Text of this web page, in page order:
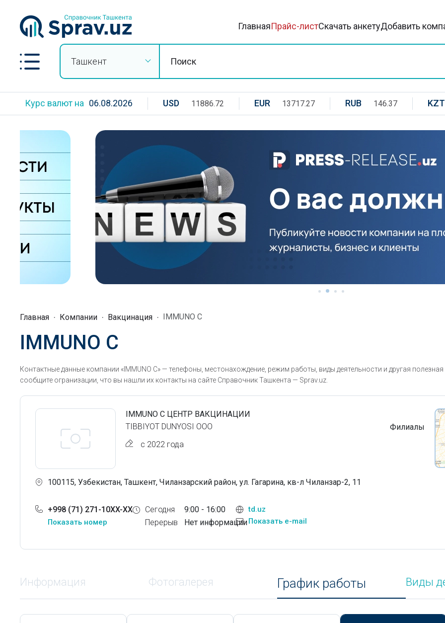
ГлавнаяПрайс-листСкачать анкетуДобавить
Ташкент
Курс валют на 06.08.2026 USD 11886.72 EUR 13717.27 RUB 146.37 KZT
Главная Компании Вакцинация IMMUNO C
IMMUNO C
Контактные данные компании «IMMUNO C» — телефоны, местонахождение, режим работы, виды деятельности и другая
сообщите огранизации, что вы нашли их контакты на сайте Справочник Ташкента — Sprav.uz.
IMMUNO C ЦЕНТР ВАКЦИНАЦИИ
TIBBIYOT DUNYOSI ООО
с 2022 года
Филиалы
100115, Узбекистан, Ташкент, Чиланзарский район, ул. Гагарина, кв-л Чиланзар-2, 11
+998 (71) 271-10XX-XX
Показать номер
Сегодня
Перерыв
9:00 - 16:00
Нет информации
td.uz
Показать e-mail
Информация Фотогалерея График работы Виды